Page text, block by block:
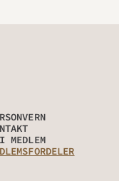
MEDLEM